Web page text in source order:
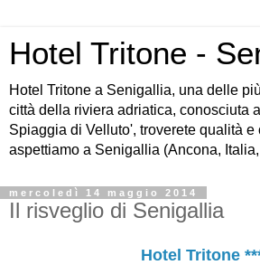
Hotel Tritone -
Hotel Tritone a Senigallia, una delle
città della riviera adriatica, conosciuta
Spiaggia di Velluto', troverete qualità e
aspettiamo a Senigallia (Ancona,
mercoledì 14 maggio 2014
Il risveglio di Senigallia
Hotel Tritone